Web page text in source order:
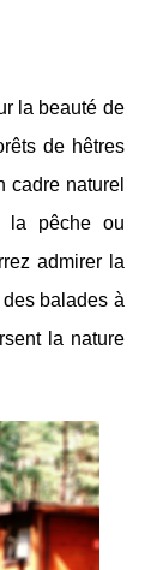
la beauté de
de hêtres
cadre naturel
la pêche ou
admirer la
balades à
la nature